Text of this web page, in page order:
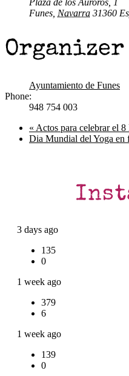
Plaza de los Auroros, 1
Funes Navarra 31360
Organizer
Ayuntamiento de Funes
Phone:
948 754 003
« Actos para celebrar el
Dia Mundial del Yoga en
3 days ago
135
0
1 week ago
379
6
1 week ago
139
0